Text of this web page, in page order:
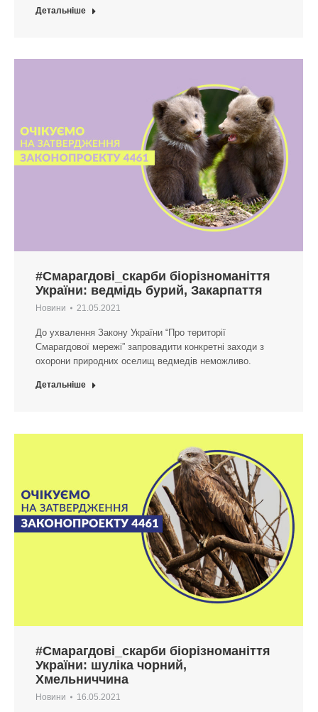
Детальніше
#Смарагдові_скарби біорізноманіття
України: ведмідь бурий, Закарпаття
Новини 21.05.2021
До ухвалення Закону України “Про території
Смарагдової мережі” запровадити конкретні заходи з
охорони природних оселищ ведмедів неможливо.
Детальніше
#Смарагдові_скарби біорізноманіття
України: шуліка чорний,
Хмельниччина
Новини 16.05.2021